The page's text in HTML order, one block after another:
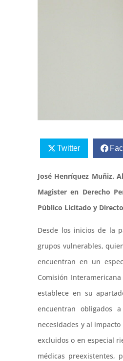
Twitter
José Henríquez Muñiz.
Magister en Derecho
Público Licitado y
Desde los inicios de la
grupos vulnerables,
encuentran en un
Comisión
establece en su
encuentran obligados
necesidades y al
excluidos o en especial
médicas preexistentes,